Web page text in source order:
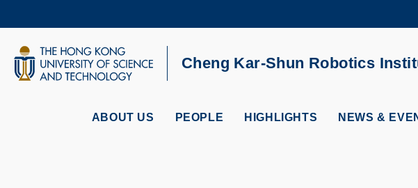
content
UNIVERSITY NEWS ACADEMIC
Cheng Kar-Shun Robotics
ABOUT US PEOPLE HIGHLIGHTS NEWS &